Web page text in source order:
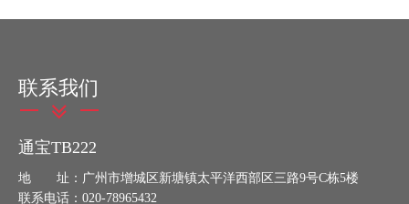
联系我们
通宝TB222
地 址：广州市增城区新塘镇太平洋西部区三路9号C栋5楼
联系电话：020-78965432